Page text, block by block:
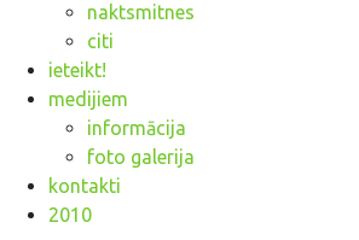
naktsmitnes
citi
ieteikt!
medijiem
informācija
foto galerija
kontakti
2010